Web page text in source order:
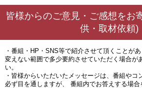
皆様からのご意見・ご感想をお
供・取材依頼)
・番組・HP・SNS等で紹介させて頂くことが
変えない範囲で多少要約させていただく場合が
い。
・皆様からいただいたメッセージは、番組やコ
必ず目を通しますが、 番組内でお答えする場